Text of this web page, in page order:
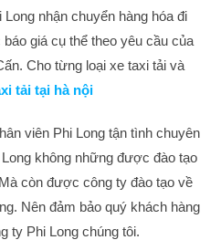
nhận chuyển hàng hóa đi
giá cụ thể theo yêu cầu của
Cho từng loại xe taxi tải và
tải tại hà nội
viên Phi Long tận tình chuyên
không những được đào tạo
còn được công ty đào tạo về
Nên đảm bảo quý khách hàng
ty Phi Long chúng tôi.